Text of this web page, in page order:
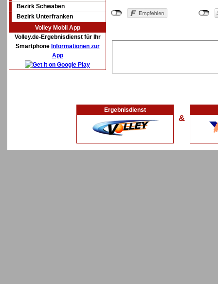
Bezirk Schwaben
Bezirk Unterfranken
Volley Mobil App
Volley.de-Ergebnisdienst für Ihr
Smartphone Informationen zur
App
Ergebnisdienst
&